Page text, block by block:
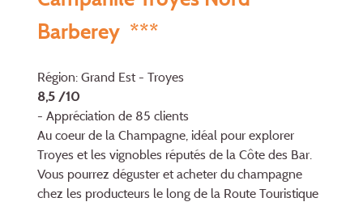
Barberey ***
Région: Grand Est - Troyes
8,5 /10
- Appréciation de 85 clients
Au coeur de la Champagne, idéal pour explorer
Troyes et les vignobles réputés de la Côte des Bar.
Vous pourrez déguster et acheter du champagne
chez les producteurs le long de la Route Touristique